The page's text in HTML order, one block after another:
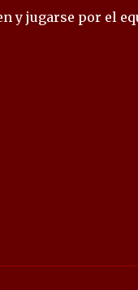
y jugarse por el